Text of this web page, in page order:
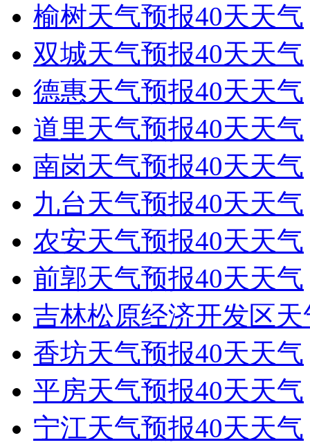
榆树天气预报40天天气
双城天气预报40天天气
德惠天气预报40天天气
道里天气预报40天天气
南岗天气预报40天天气
九台天气预报40天天气
农安天气预报40天天气
前郭天气预报40天天气
吉林松原经济开发区
香坊天气预报40天天气
平房天气预报40天天气
宁江天气预报40天天气